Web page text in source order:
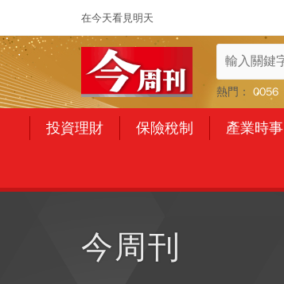
在今天看見明天
熱門： 0056
投資理財 保險稅制 產業時事
今周刊